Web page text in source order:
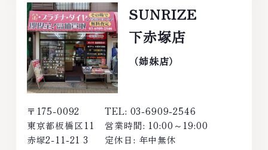
SUNRIZE
下赤塚店
（姉妹店）
〒175-0092
東京都板橋区11
赤塚2-11-21 3
TEL: 03-6909-2546
営業時間: 10:00～19:00
定休日: 年中無休